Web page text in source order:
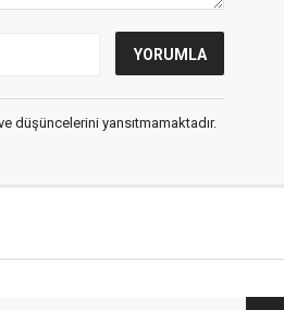
düşüncelerini yansıtmamaktadır.